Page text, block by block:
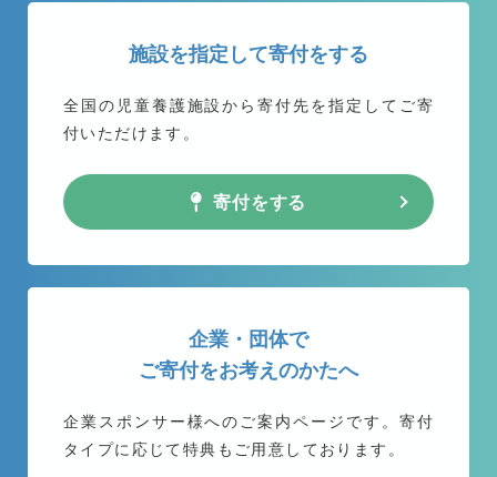
施設を指定して寄付をする
全国の児童養護施設から寄付先を指定してご寄
付いただけます。
寄付をする
企業・団体で
ご寄付をお考えのかたへ
企業スポンサー様へのご案内ページです。 寄付
タイプに応じて特典もご用意しております。